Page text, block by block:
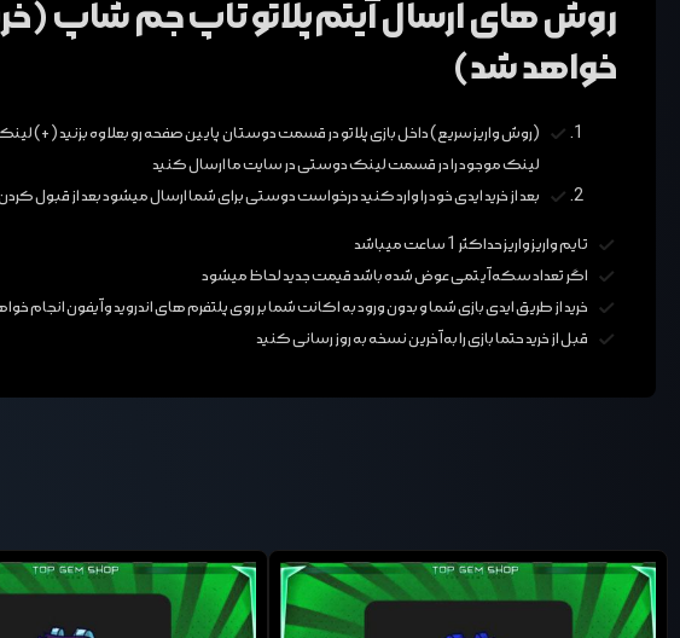
روش های ارسال آیتم پلاتو تاپ جم شاپ
خواهد شد)
لینک موجود را در قسمت لینک دوستی در سایت ما ارسال کنید
بعد از خرید ایدی خود را وارد کنید درخواست دوستی برای شما ارسال میشود بعد از
تایم واریز واریز حداکثر 1 ساعت میباشد
اگر تعداد سکه آیتمی عوض شده باشد قیمت جدید لحاظ میشود
خرید از طریق ایدی بازی شما و بدون ورود به اکانت شما بر روی پلتفرم های اندروید و آیفون انجام
قبل از خرید حتما بازی را به آخرین نسخه به روز رسانی کنید